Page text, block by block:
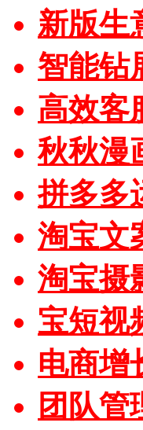
新版生
智能钻
高效客
秋秋漫
拼多多
淘宝文
淘宝摄
宝短视
电商增
团队管